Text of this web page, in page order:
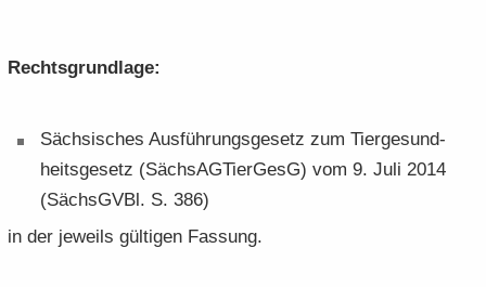
Rechts­grund­la­ge:
Säch­si­sches Aus­füh­rungs­ge­setz zum Tier­ge­sund­
heits­ge­setz (Säch­s­AG­Tier­GesG) vom 9. Juli 2014
(Sächs­GVBl. S. 386)
in der je­weils gül­ti­gen Fas­sung.